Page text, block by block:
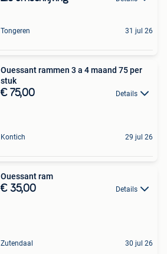
Tongeren 31 jul 26
Ouessant rammen 3 a 4 maand 75 per
stuk
€ 75,00 Details
Kontich 29 jul 26
Ouessant ram
€ 35,00 Details
Zutendaal 30 jul 26